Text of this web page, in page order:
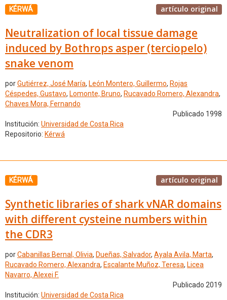
KÉRWÁ artículo original
Neutralization of local tissue damage
induced by Bothrops asper (terciopelo)
snake venom
porGutiérrez, José María, León Montero, Guillermo, Rojas
Céspedes, Gustavo, Lomonte, Bruno, Rucavado Romero, Alexandra,
Chaves Mora, Fernando
Publicado 1998
Institución: Universidad de Costa Rica
Repositorio: Kérwá
KÉRWÁ artículo original
Synthetic libraries of shark vNAR domains
with different cysteine numbers within
the CDR3
porCabanillas Bernal, Olivia, Dueñas, Salvador, Ayala Avila, Marta,
Rucavado Romero, Alexandra, Escalante Muñoz, Teresa, Licea
Navarro, Alexei F.
Publicado 2019
Institución: Universidad de Costa Rica